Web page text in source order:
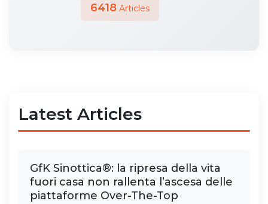
6418 Articles
Latest Articles
GfK Sinottica®: la ripresa della vita
fuori casa non rallenta l’ascesa delle
piattaforme Over-The-Top